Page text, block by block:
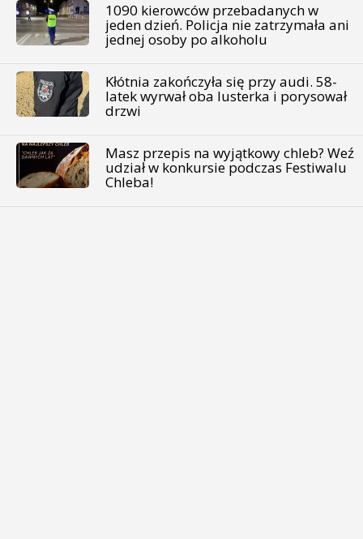
1090 kierowców przebadanych w
jeden dzień. Policja nie zatrzymała ani
jednej osoby po alkoholu
Kłótnia zakończyła się przy audi. 58-
latek wyrwał oba lusterka i porysował
drzwi
Masz przepis na wyjątkowy chleb? Weź
udział w konkursie podczas Festiwalu
Chleba!